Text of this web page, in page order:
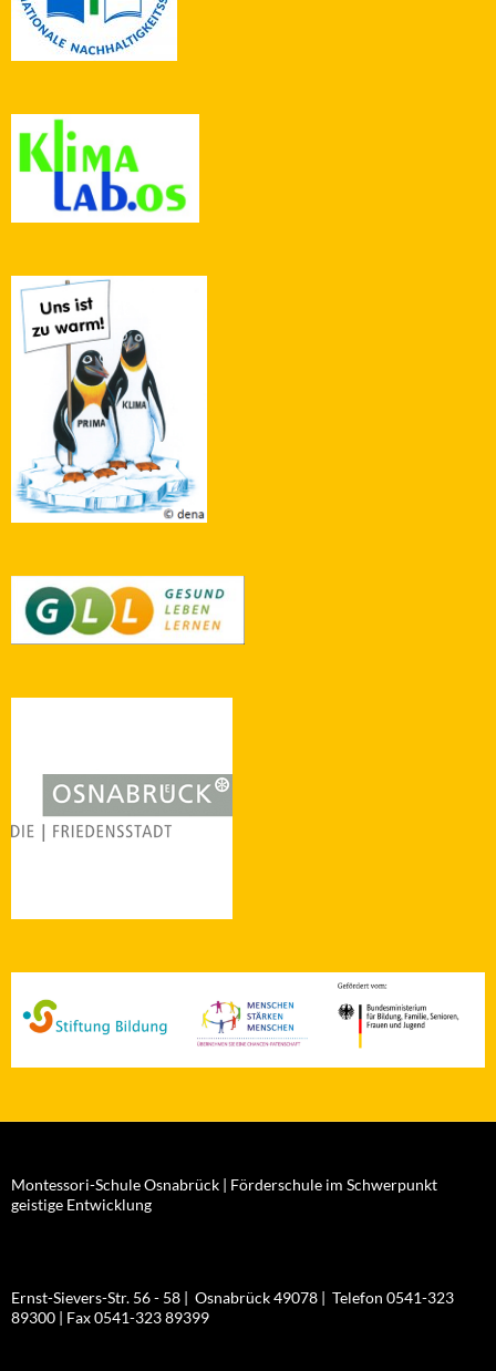
Montessori-Schule Osnabrück | Förderschule im Schwerpunkt
geistige Entwicklung
Ernst-Sievers-Str. 56 - 58 | Osnabrück 49078 | Telefon 0541-323
89300 | Fax 0541-323 89399